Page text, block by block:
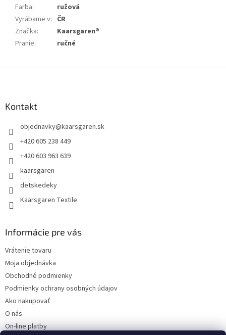
Farba:
ružová
Vyrábame v: ČR
Značka:
Kaarsgaren®
Pranie: ručné
Kontakt
objednavky@kaarsgaren.sk
+420 605 238 449
+420 603 963 639
kaarsgaren
detskedeky
Kaarsgaren Textile
Informácie pre vás
Vrátenie tovaru
Moja objednávka
Obchodné podmienky
Podmienky ochrany osobných údajov
Ako nakupovať
O nás
On-line platby